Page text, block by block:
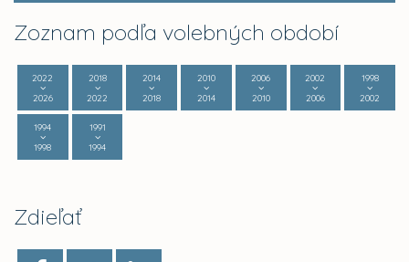
Zoznam podľa volebných období
2022
2026
2018
2022
2014
2018
2010
2014
2006
2010
2002
2006
1998
2002
1994
1998
1991
1994
Zdieľať